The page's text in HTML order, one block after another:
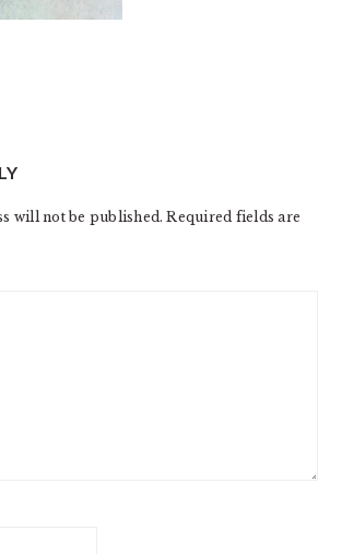
will not be published. Required fields are